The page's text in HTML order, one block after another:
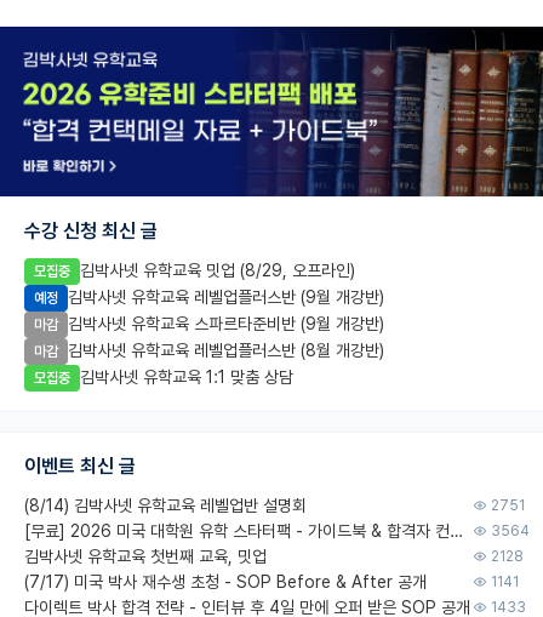
수강 신청 최신 글
모집중 김박사넷 유학교육 밋업 (8/29, 오프라인)
예정 김박사넷 유학교육 레벨업플러스반 (9월 개강반)
마감 김박사넷 유학교육 스파르타준비반 (9월 개강반)
마감 김박사넷 유학교육 레벨업플러스반 (8월 개강반)
모집중 김박사넷 유학교육 1:1 맞춤 상담
이벤트 최신 글
(8/14) 김박사넷 유학교육 레벨업반 설명회 2751
[무료] 2026 미국 대학원 유학 스타터팩 - 가이드북 & 합격자 컨택메일 템플릿 3564
김박사넷 유학교육 첫번째 교육, 밋업 2128
(7/17) 미국 박사 재수생 초청 - SOP Before & After 공개 1141
다이렉트 박사 합격 전략 - 인터뷰 후 4일 만에 오퍼 받은 SOP 공개 1433